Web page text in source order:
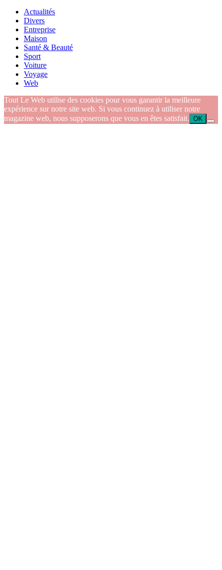
Actualités
Divers
Entreprise
Maison
Santé & Beauté
Sport
Voiture
Voyage
Web
Tout Le Web utilise des cookies pour vous garantir la meilleure
expérience sur notre site web. Si vous continuez à utiliser notre
magazine web, nous supposerons que vous en êtes satisfait. OK